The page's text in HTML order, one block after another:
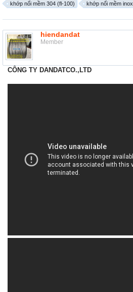
khớp nối mềm 304 (fl-100)
khớp nối mềm inox
hiendandat
Member
CÔNG TY DANDATCO.,LTD